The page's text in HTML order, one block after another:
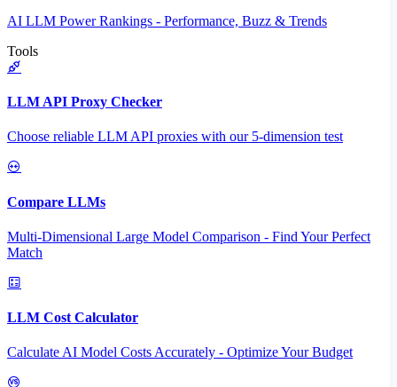
AI LLM Power Rankings - Performance, Buzz & Trends
Tools
LLM API Proxy Checker
Choose reliable LLM API proxies with our 5-dimension test
Compare LLMs
Multi-Dimensional Large Model Comparison - Find Your Perfect
Match
LLM Cost Calculator
Calculate AI Model Costs Accurately - Optimize Your Budget